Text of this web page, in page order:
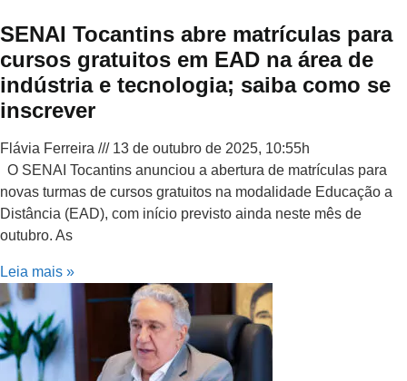
SENAI Tocantins abre matrículas para
cursos gratuitos em EAD na área de
indústria e tecnologia; saiba como se
inscrever
Flávia Ferreira
13 de outubro de 2025, 10:55h
O SENAI Tocantins anunciou a abertura de matrículas para
novas turmas de cursos gratuitos na modalidade Educação a
Distância (EAD), com início previsto ainda neste mês de
outubro. As
Leia mais »